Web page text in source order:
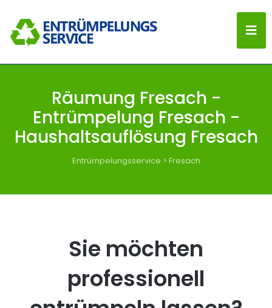
Räumung Fresach -
Entrümpelung Fresach -
Haushaltsauflösung Fresach
Entrümpelungsservice > Fresach
Sie möchten
professionell